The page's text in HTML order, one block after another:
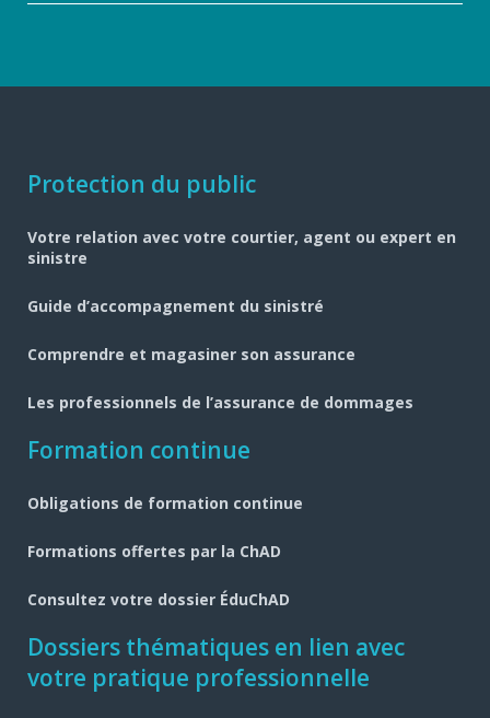
Navigation
pied
de
page
Protection du public
Votre relation avec votre courtier, agent ou expert en
sinistre
Guide d’accompagnement du sinistré
Comprendre et magasiner son assurance
Les professionnels de l’assurance de dommages
Formation continue
Obligations de formation continue
Formations offertes par la ChAD
Consultez votre dossier ÉduChAD
Dossiers thématiques en lien avec
votre pratique professionnelle